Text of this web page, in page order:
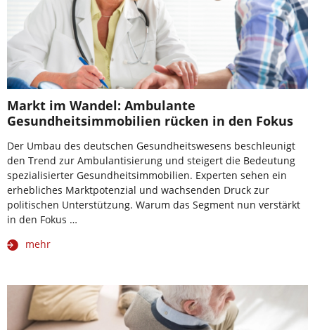
Markt im Wandel: Ambulante
Gesundheitsimmobilien rücken in den Fokus
Der Umbau des deutschen Gesundheitswesens beschleunigt
den Trend zur Ambulantisierung und steigert die Bedeutung
spezialisierter Gesundheitsimmobilien. Experten sehen ein
erhebliches Marktpotenzial und wachsenden Druck zur
politischen Unterstützung. Warum das Segment nun verstärkt
in den Fokus …
mehr